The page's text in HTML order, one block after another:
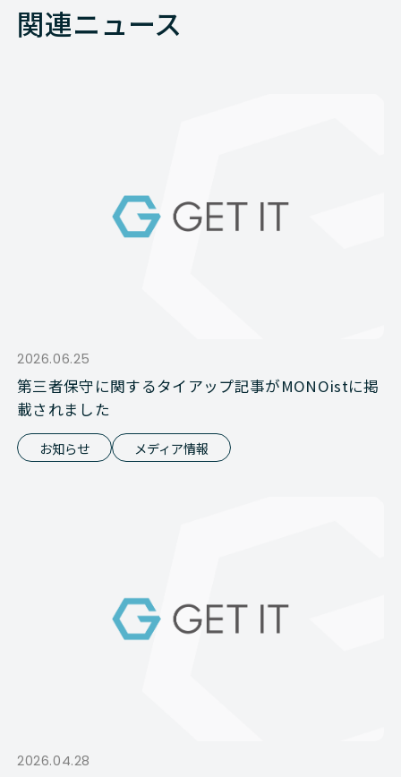
関連ニュース
2026.06.25
第三者保守に関するタイアップ記事がMONOistに掲
載されました
お知らせ メディア情報
2026.04.28